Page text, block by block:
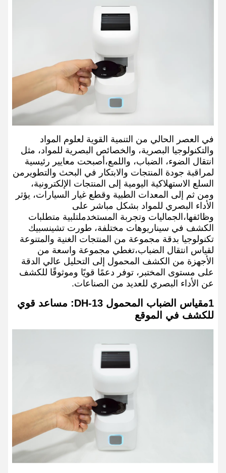
في العصر الحالي من التنمية القوية لعلوم المواد
والتكنولوجيا البصرية، والخصائص البصرية للمواد، مثل
انتقال الضوء، الضباب، واللمع،أصبحت معايير رئيسية
لمراقبة جودة المنتجات والابتكار في البحث والتطويرمن
السلع الاستهلاكية اليومية إلى المنتجات الإلكترونية،
ومن ثم إلى المعدات الطبية وقطع غيار السيارات، يؤثر
الأداء البصري للمواد بشكل مباشر على
وظائفها،الجماليات وتجربة المستخدملتلبية متطلبات
الكشف في سيناريوهات مختلفة، طورت تشينسبيك
تكنولوجيا بدقة مجموعة من المنتجات الغنية والمتنوعة
لقياس انتقال الضباب،تغطي مجموعة واسعة من
الأجهزة من الكشف المحمول إلى التحليل عالي الدقة
على مستوى المختبر، توفر دعمًا قويًا وموثوقًا للكشف
عن الأداء البصري للعديد من الصناعات.
1مقياس الضباب المحمول DH-13: مساعد قوي
للكشف في الموقع